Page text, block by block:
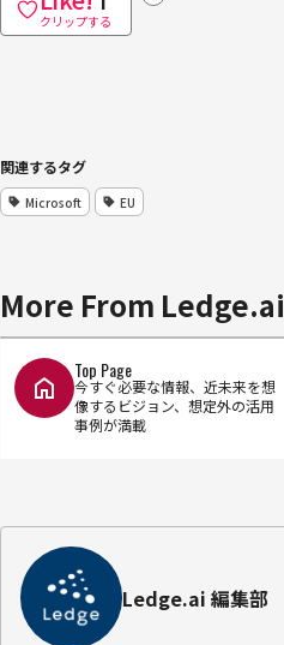
クリップする
関連するタグ
Microsoft EU
More From Ledge.ai
Top Page
今すぐ必要な情報、近未来を想
像するビジョン、想定外の活用
事例が満載
Ledge.ai 編集部